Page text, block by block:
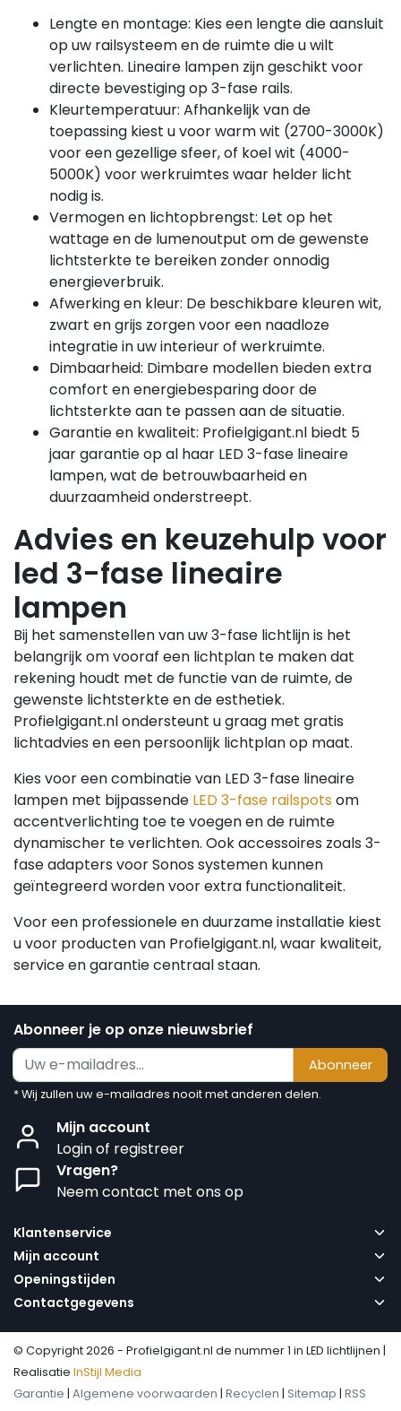
Lengte en montage: Kies een lengte die aansluit
op uw railsysteem en de ruimte die u wilt
verlichten. Lineaire lampen zijn geschikt voor
directe bevestiging op 3-fase rails.
Kleurtemperatuur: Afhankelijk van de
toepassing kiest u voor warm wit (2700-3000K)
voor een gezellige sfeer, of koel wit (4000-
5000K) voor werkruimtes waar helder licht
nodig is.
Vermogen en lichtopbrengst: Let op het
wattage en de lumenoutput om de gewenste
lichtsterkte te bereiken zonder onnodig
energieverbruik.
Afwerking en kleur: De beschikbare kleuren wit,
zwart en grijs zorgen voor een naadloze
integratie in uw interieur of werkruimte.
Dimbaarheid: Dimbare modellen bieden extra
comfort en energiebesparing door de
lichtsterkte aan te passen aan de situatie.
Garantie en kwaliteit: Profielgigant.nl biedt 5
jaar garantie op al haar LED 3-fase lineaire
lampen, wat de betrouwbaarheid en
duurzaamheid onderstreept.
Advies en keuzehulp voor
led 3-fase lineaire
lampen
Bij het samenstellen van uw 3-fase lichtlijn is het
belangrijk om vooraf een lichtplan te maken dat
rekening houdt met de functie van de ruimte, de
gewenste lichtsterkte en de esthetiek.
Profielgigant.nl ondersteunt u graag met gratis
lichtadvies en een persoonlijk lichtplan op maat.
Kies voor een combinatie van LED 3-fase lineaire
lampen met bijpassende LED 3-fase railspotsom
accentverlichting toe te voegen en de ruimte
dynamischer te verlichten. Ook accessoires zoals 3-
fase adapters voor Sonos systemen kunnen
geïntegreerd worden voor extra functionaliteit.
Voor een professionele en duurzame installatie kiest
u voor producten van Profielgigant.nl, waar kwaliteit,
service en garantie centraal staan.
Abonneer je op onze nieuwsbrief
Abonneer
* Wij zullen uw e-mailadres nooit met anderen delen.
Mijn account
Login of registreer
Vragen?
Neem contact met ons op
Klantenservice
Mijn account
Openingstijden
Contactgegevens
© Copyright 2026 - Profielgigant.nl de nummer 1 in LED lichtlijnen |
Realisatie InStijl Media
Garantie | Algemene voorwaarden | Recyclen | Sitemap | RSS